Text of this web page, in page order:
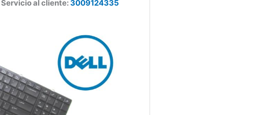
Servicio al cliente:3009124335